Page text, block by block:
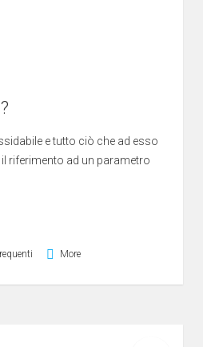
e tutto ciò che ad esso
riferimento ad un parametro
More